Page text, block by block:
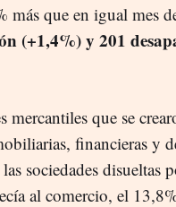
más que en igual mes
(+1,4%) y 201
mercantiles que se
financieras y
sociedades disueltas
al comercio, el